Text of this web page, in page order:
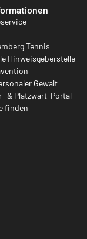
Tennis
Hinweisgeberstelle
Gewalt
& Platzwart-Portal
finden